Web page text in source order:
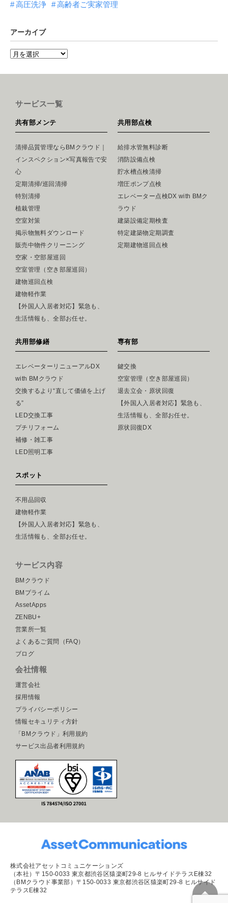
高圧洗浄
高齢者ご実家管理
アーカイブ
サービス一覧
共有部メンテ
清掃品質管理ならBMクラウド｜
インスペクション×写真報告で安
心
定期清掃/巡回清掃
特別清掃
植栽管理
空室対策
掲示物無料ダウンロード
販売中物件クリーニング
空家・空部屋巡回
空室管理（空き部屋巡回）
建物巡回点検
建物軽作業
【外国人入居者対応】緊急も、
生活情報も、全部お任せ。
共用部点検
給排水管無料診断
消防設備点検
貯水槽点検清掃
増圧ポンプ点検
エレベーター点検DX with BMク
ラウド
建築設備定期検査
特定建築物定期調査
定期建物巡回点検
共用部修繕
エレベーターリニューアルDX
with BMクラウド
交換するより“直して価値を上げ
る”
LED交換工事
プチリフォーム
補修・雑工事
LED照明工事
専有部
鍵交換
空室管理（空き部屋巡回）
退去立会・原状回復
【外国人入居者対応】緊急も、
生活情報も、全部お任せ。
原状回復DX
スポット
不用品回収
建物軽作業
【外国人入居者対応】緊急も、
生活情報も、全部お任せ。
サービス内容
BMクラウド
BMプライム
AssetApps
ZENBU+
営業所一覧
よくあるご質問（FAQ）
ブログ
会社情報
運営会社
採用情報
プライバシーポリシー
情報セキュリティ方針
「BMクラウド」利用規約
サービス出品者利用規約
株式会社アセットコミュニケーションズ
（本社）〒150-0033 東京都渋谷区猿楽町29-8 ヒルサイドテラスE棟32
（BMクラウド事業部）〒150-0033 東京都渋谷区猿楽町29-8 ヒルサイド
テラスE棟32